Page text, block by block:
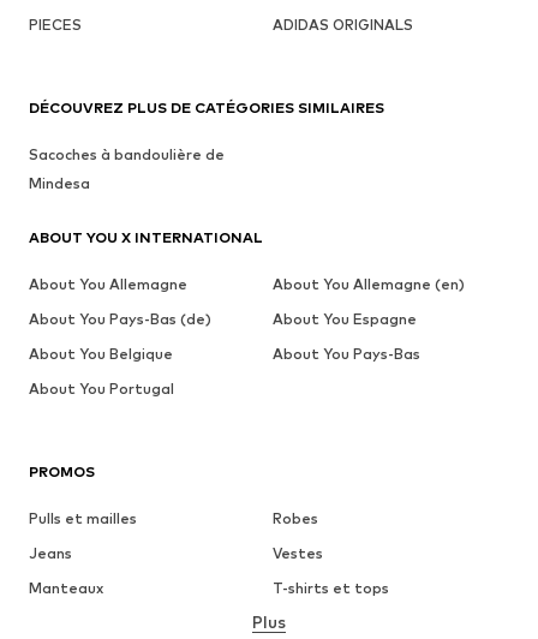
PIECES
ADIDAS ORIGINALS
PROMOS
Pulls et mailles
Robes
Jeans
Vestes
Manteaux
T-shirts et tops
Lingerie
Plus
DÉCOUVREZ PLUS DE CATÉGORIES SIMILAIRES
Sacoches à bandoulière de
Mindesa
ABOUT YOU X INTERNATIONAL
About You Allemagne
About You Allemagne (en)
About You Pays-Bas (de)
About You Espagne
About You Belgique
About You Pays-Bas
About You Portugal